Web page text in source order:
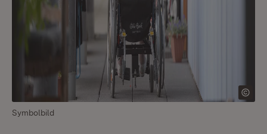
Symbolbild